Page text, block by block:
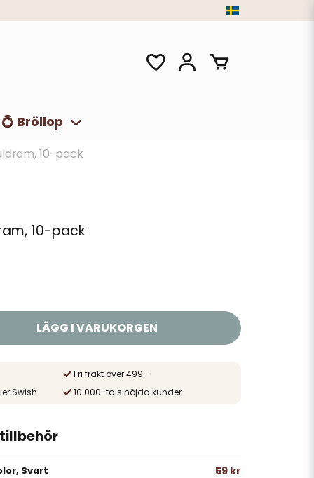
💍 Bröllop
10-pack
10-pack
LÄGG I VARUKORGEN
Fri frakt över 499:-
Swish
10 000-tals nöjda kunder
Svart 59 kr